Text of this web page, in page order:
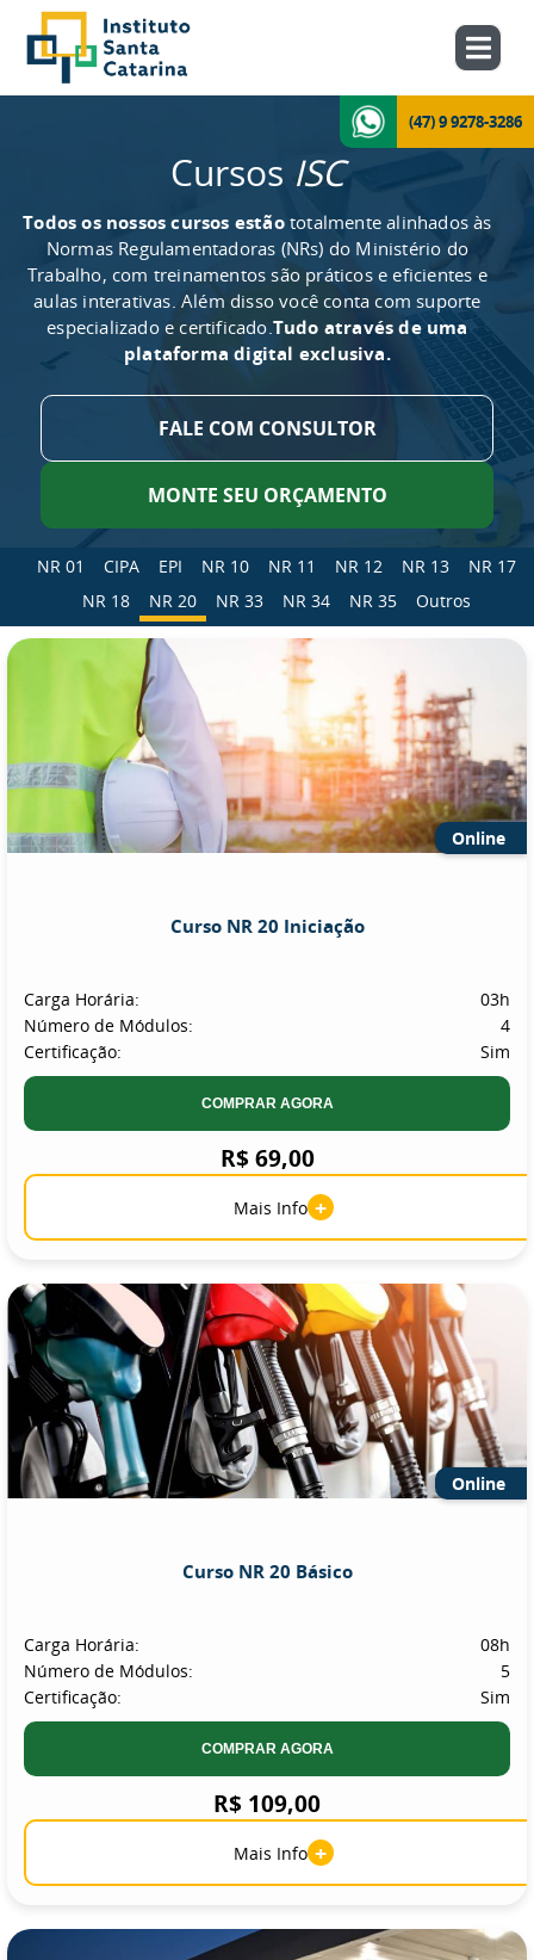
(47) 9 9278-3286
Cursos ISC
Todos os nossos cursos estãototalmente alinhados às
Normas Regulamentadoras (NRs) do Ministério do
Trabalho, com treinamentos são práticos e eficientes e
aulas interativas. Além disso você conta com suporte
especializado e certificado.Tudo através de uma
plataforma digital exclusiva.
FALE COM CONSULTOR
MONTE SEU ORÇAMENTO
NR 01 CIPA EPI NR 10 NR 11 NR 12 NR 13
NR 17
NR 18
NR 20 NR 33 NR 34 NR 35 Outros
Online
Curso NR 20 Iniciação
Carga Horária:
03h
Número de Módulos:
4
Certificação:
Sim
COMPRAR AGORA
R$ 69,00
Mais Info +
Online
Curso NR 20 Básico
Carga Horária:
08h
Número de Módulos:
5
Certificação:
Sim
COMPRAR AGORA
R$ 109,00
Mais Info +